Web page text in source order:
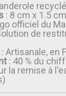
: 8 cm x 1.5 cm
officiel du
de
: Artisanale, en
: 40 % du
la remise à